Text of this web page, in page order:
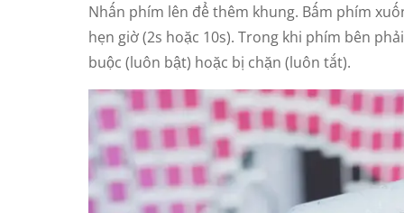
Nhấn phím lên để thêm khung. Bấm phím
hẹn giờ (2s hoặc 10s). Trong khi phím bên
buộc (luôn bật) hoặc bị chặn (luôn tắt).